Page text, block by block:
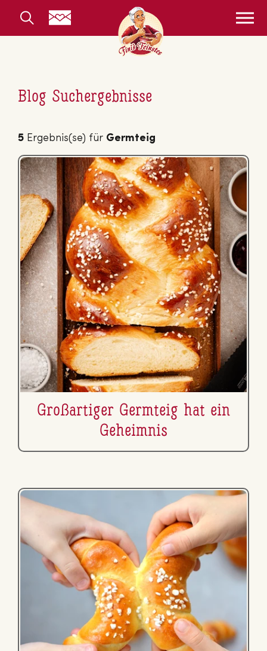
Blog Suchergebnisse
5 Ergebnis(se) für Germteig
Gro­ß­ar­ti­ger Germteig hat ein
Geheimnis